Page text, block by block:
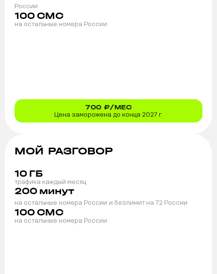
России
100 СМС
на остальные номера России
700 ₽/МЕС
Цена заморожена до конца 2027 г.
МОЙ РАЗГОВОР
10 ГБ
трафика каждый месяц
200 минут
на остальные номера России и безлимит на T2 России
100 СМС
на остальные номера России